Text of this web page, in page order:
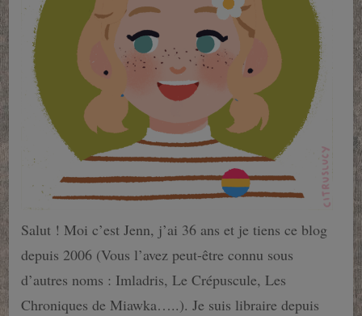
Salut ! Moi c’est Jenn, j’ai 36 ans et je tiens ce blog
depuis 2006 (Vous l’avez peut-être connu sous
d’autres noms : Imladris, Le Crépuscule, Les
Chroniques de Miawka…..). Je suis libraire depuis